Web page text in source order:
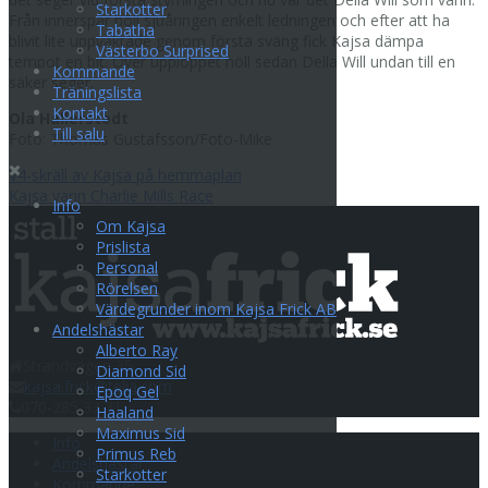
Starkotter
Tabatha
Västerbo Surprised
Kommande
Träningslista
Kontakt
Till salu
Info
Om Kajsa
Prislista
Personal
Rörelsen
Värdegrunder inom Kajsa Frick AB
Andelshästar
Alberto Ray
Diamond Sid
Epoq Gel
Haaland
Maximus Sid
Primus Reb
Starkotter
Från innerspår höll sjuåringen enkelt ledningen och efter att ha
blivit lite uppvaktade genom första sväng fick Kajsa dämpa
tempot en bit. Över upploppet höll sedan Della Will undan till en
säker seger.
Ola Hallerstedt
Foto: Thomas Gustafsson/Foto-Mike
Inläggsnavigering
V4-skräll av Kajsa på hemmaplan
Kajsa vann Charlie Mills Race
Strandvägen 35
kajsa.frick@telia.com
070-285 33 31
Info
Andelshästar